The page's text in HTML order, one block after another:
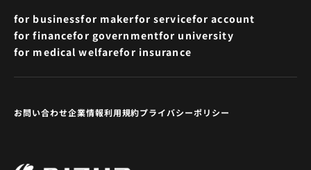
for businessfor makerfor servicefor account
for financefor governmentfor university
for medical welfarefor insurance
お問い合わせ企業情報利用規約プライバシーポリシー